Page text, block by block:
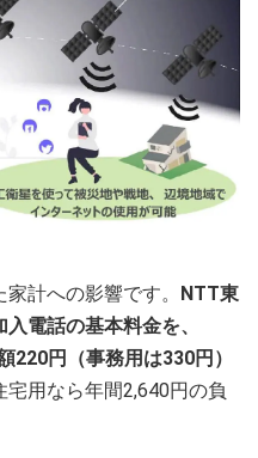
計への影響です。 NTT東
電話の基本料金を、
220円（事務用は330円）
宅用なら年間2,640円の負